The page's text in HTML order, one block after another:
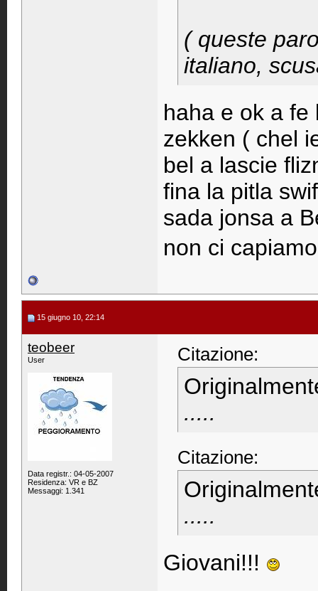
( queste
italiano,
haha e ok a fe
zekken ( chel
bel a lascie
fina la pitla
sada jonsa a
non ci
15 giugno 10, 22:14
teobeer
User
Data registr.: 04-05-2007
Residenza: VR e BZ
Messaggi: 1.341
Citazione:
.....
Citazione:
.....
Giovani!!!